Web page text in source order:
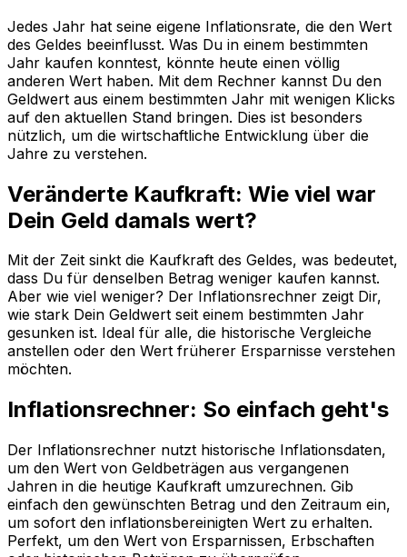
Jedes Jahr hat seine eigene Inflationsrate, die den Wert
des Geldes beeinflusst. Was Du in einem bestimmten
Jahr kaufen konntest, könnte heute einen völlig
anderen Wert haben. Mit dem Rechner kannst Du den
Geldwert aus einem bestimmten Jahr mit wenigen Klicks
auf den aktuellen Stand bringen. Dies ist besonders
nützlich, um die wirtschaftliche Entwicklung über die
Jahre zu verstehen.
Veränderte Kaufkraft: Wie viel war
Dein Geld damals wert?
Mit der Zeit sinkt die Kaufkraft des Geldes, was bedeutet,
dass Du für denselben Betrag weniger kaufen kannst.
Aber wie viel weniger? Der Inflationsrechner zeigt Dir,
wie stark Dein Geldwert seit einem bestimmten Jahr
gesunken ist. Ideal für alle, die historische Vergleiche
anstellen oder den Wert früherer Ersparnisse verstehen
möchten.
Inflationsrechner: So einfach geht's
Der Inflationsrechner nutzt historische Inflationsdaten,
um den Wert von Geldbeträgen aus vergangenen
Jahren in die heutige Kaufkraft umzurechnen. Gib
einfach den gewünschten Betrag und den Zeitraum ein,
um sofort den inflationsbereinigten Wert zu erhalten.
Perfekt, um den Wert von Ersparnissen, Erbschaften